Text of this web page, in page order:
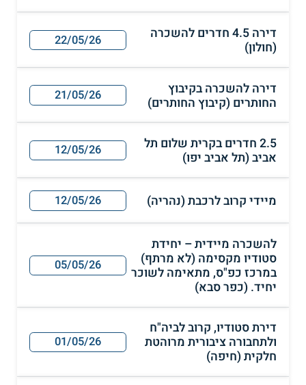
דירה 4.5 חדרים להשכרה
(חולון)
22/05/26
דירה להשכרה בקיבוץ
החותרים (קיבוץ החותרים)
21/05/26
2.5 חדרים בקרית שלום תל
אביב (תל אביב יפו)
12/05/26
מיידי קרוב לרכבת (נהריה) 12/05/26
להשכרה מיידית – יחידת
סטודיו מקסימה (לא מרתף)
במרכז כפ"ס, מתאימה לשוכר
יחיד. (כפר סבא)
05/05/26
דירת סטודיו, קרוב לביה"ח
ולתחבורה ציבורית מרוהטת
חלקית (חיפה)
01/05/26